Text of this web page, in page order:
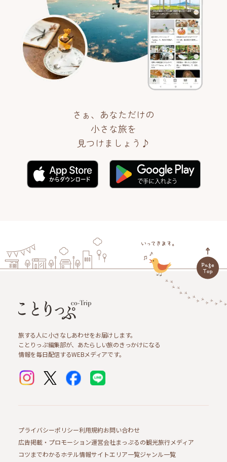
さぁ、あなただけの
小さな旅を
見つけましょう♪
旅する人に小さなしあわせをお届けします。
ことりっぷ編集部が、あたらしい旅のきっかけになる
情報を毎日配信するWEBメディアです。
プライバシーポリシー利用規約お問い合わせ
広告掲載・プロモーション運営会社まっぷるの観光旅行メディア
コツまでわかるホテル情報サイトエリア一覧ジャンル一覧